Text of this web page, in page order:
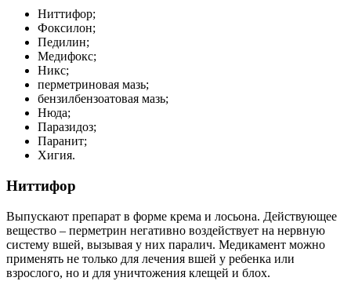
Ниттифор;
Фоксилон;
Педилин;
Медифокс;
Никс;
перметриновая мазь;
бензилбензоатовая мазь;
Нюда;
Паразидоз;
Паранит;
Хигия.
Ниттифор
Выпускают препарат в форме крема и лосьона. Действующее
вещество – перметрин негативно воздействует на нервную
систему вшей, вызывая у них паралич. Медикамент можно
применять не только для лечения вшей у ребенка или
взрослого, но и для уничтожения клещей и блох.